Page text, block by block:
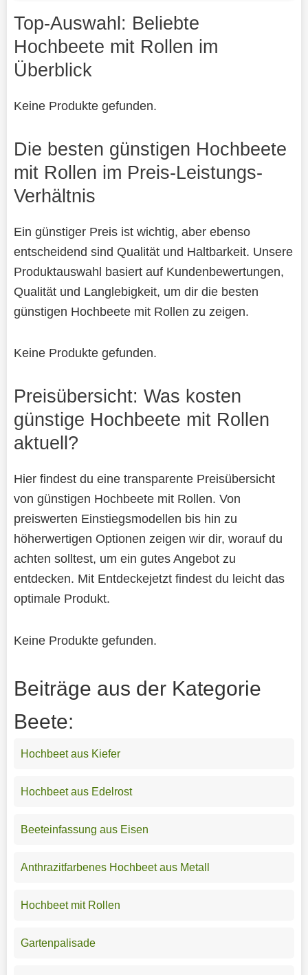
Top-Auswahl: Beliebte
Hochbeete mit Rollen im
Überblick
Keine Produkte gefunden.
Die besten günstigen Hochbeete
mit Rollen im Preis-Leistungs-
Verhältnis
Ein günstiger Preis ist wichtig, aber ebenso
entscheidend sind Qualität und Haltbarkeit. Unsere
Produktauswahl basiert auf Kundenbewertungen,
Qualität und Langlebigkeit, um dir die besten
günstigen Hochbeete mit Rollen zu zeigen.
Keine Produkte gefunden.
Preisübersicht: Was kosten
günstige Hochbeete mit Rollen
aktuell?
Hier findest du eine transparente Preisübersicht
von günstigen Hochbeete mit Rollen. Von
preiswerten Einstiegsmodellen bis hin zu
höherwertigen Optionen zeigen wir dir, worauf du
achten solltest, um ein gutes Angebot zu
entdecken. Mit Entdeckejetzt findest du leicht das
optimale Produkt.
Keine Produkte gefunden.
Beiträge aus der Kategorie
Beete:
Hochbeet aus Kiefer
Hochbeet aus Edelrost
Beeteinfassung aus Eisen
Anthrazitfarbenes Hochbeet aus Metall
Hochbeet mit Rollen
Gartenpalisade